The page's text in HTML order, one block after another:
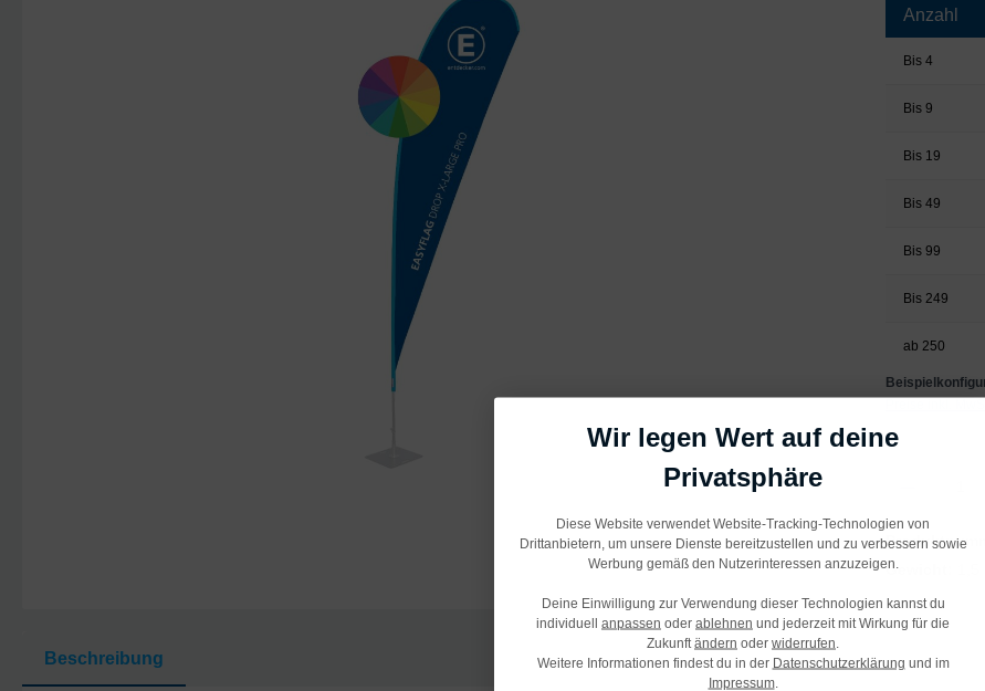
Anzahl
Bis 4
Bis 9
Bis 19
Bis 49
Bis 99
Bis 249
ab 250
Preise inkl.
Gewicht:
Beschreibung
Wir legen Wert auf deine
Privatsphäre
Diese Website verwendet Website-Tracking-Technologien von
Drittanbietern, um unsere Dienste bereitzustellen und zu verbessern sowie
Werbung gemäß den Nutzerinteressen anzuzeigen.
Deine Einwilligung zur Verwendung dieser Technologien kannst du
individuell anpassen oder ablehnen und jederzeit mit Wirkung für die
Zukunft ändern oder widerrufen
Weitere Informationen findest du in der Datenschutzerklärung und im
Impressum.